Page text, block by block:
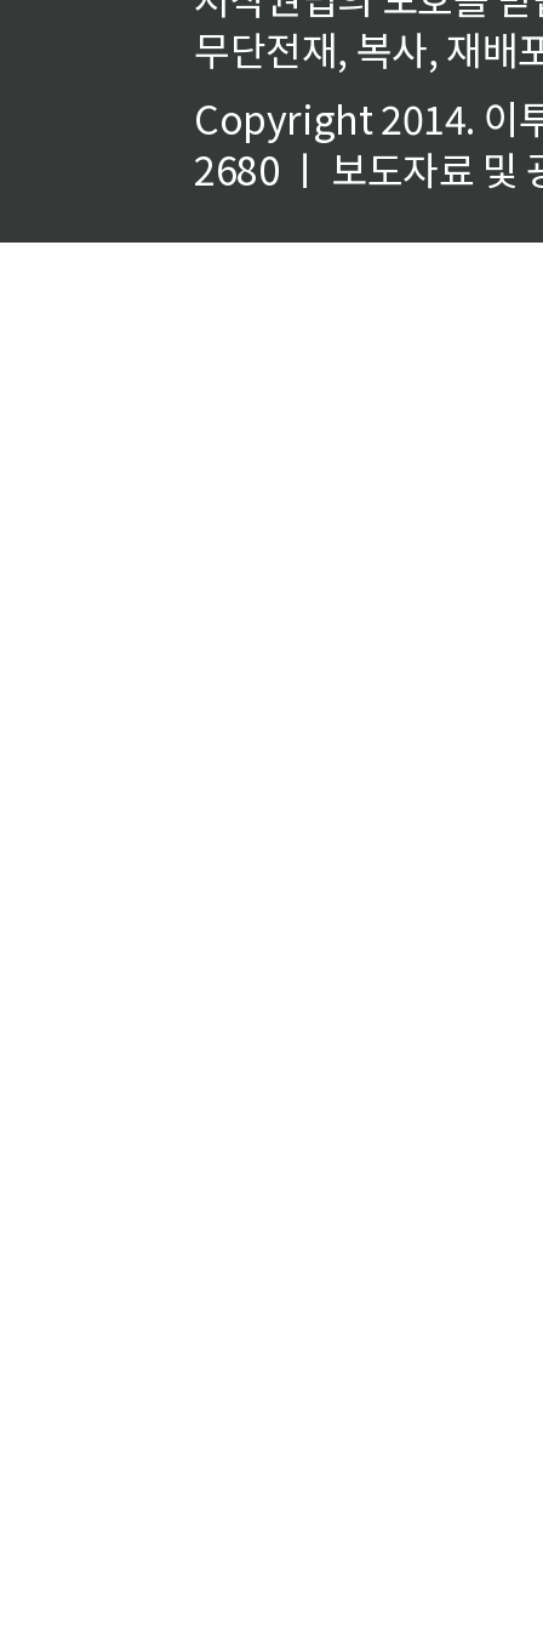
무단전재, 복사, 재배
Copyright 2014. 이
2680 ㅣ 보도자료